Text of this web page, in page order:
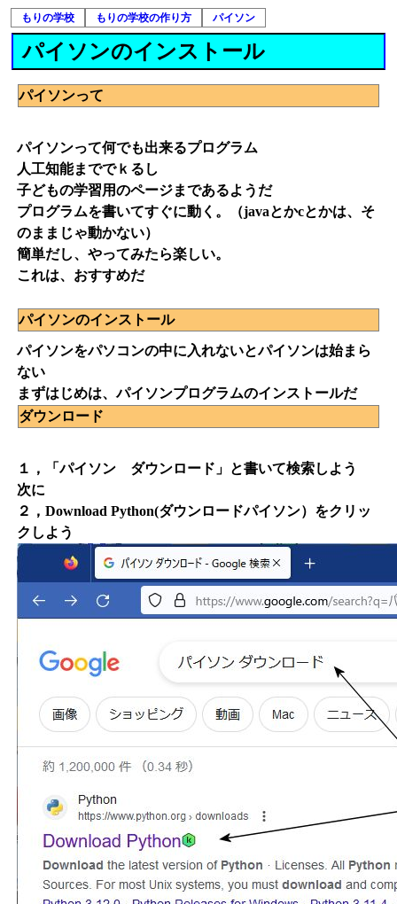
もりの学校 もりの学校の作り方 パイソン
パイソンのインストール
パイソンって
パイソンって何でも出来るプログラム
人工知能まででｋるし
子どもの学習用のページまであるようだ
プログラムを書いてすぐに動く。（javaとかcとかは、そ
のままじゃ動かない）
簡単だし、やってみたら楽しい。
これは、おすすめだ
パイソンのインストール
パイソンをパソコンの中に入れないとパイソンは始まら
ない
まずはじめは、パイソンプログラムのインストールだ
ダウンロード
１，「パイソン ダウンロード」と書いて検索しよう
次に
２，Download Python(ダウンロードパイソン）をクリッ
クしよう